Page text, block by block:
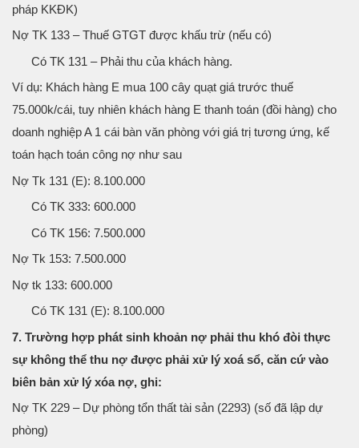
pháp KKĐK)
Nợ TK 133 – Thuế GTGT được khấu trừ (nếu có)
Có TK 131 – Phải thu của khách hàng.
Ví dụ: Khách hàng E mua 100 cây quạt giá trước thuế
75.000k/cái, tuy nhiên khách hàng E thanh toán (đồi hàng) cho
doanh nghiệp A 1 cái bàn văn phòng với giá trị tương ứng, kế
toán hạch toán công nợ như sau
Nợ Tk 131 (E): 8.100.000
Có TK 333: 600.000
Có TK 156: 7.500.000
Nợ Tk 153: 7.500.000
Nợ tk 133: 600.000
Có TK 131 (E): 8.100.000
7. Trường hợp phát sinh khoản nợ phải thu khó đòi thực
sự không thể thu nợ được phải xử lý xoá sổ, căn cứ vào
biên bản xử lý xóa nợ, ghi:
Nợ TK 229 – Dự phòng tổn thất tài sản (2293) (số đã lập dự
phòng)